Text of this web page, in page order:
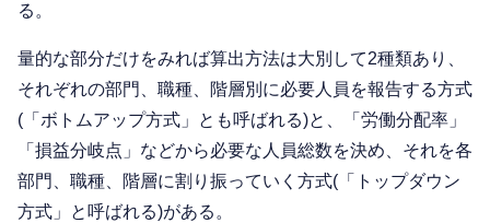
る。
量的な部分だけをみれば算出方法は大別して2種類あり、
それぞれの部門、職種、階層別に必要人員を報告する方式
(「ボトムアップ方式」とも呼ばれる)と、「労働分配率」
「損益分岐点」などから必要な人員総数を決め、それを各
部門、職種、階層に割り振っていく方式(「トップダウン
方式」と呼ばれる)がある。